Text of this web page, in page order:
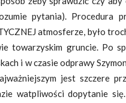
pytania). Procedura
atmosferze, było
towarzyskim gruncie. Po
i w czasie odprawy
jest szczere
watpliwości dopytanie